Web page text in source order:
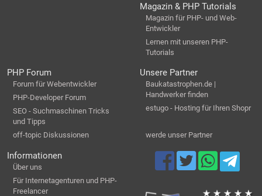
Magazin & PHP Tutorials
Magazin für PHP- und Web-
Entwickler
Lernen mit unseren PHP-
Tutorials
PHP Forum
Forum für Webentwickler
PHP-Developer Forum
SEO - Suchmaschinen Tricks
und Tipps
off-topic Diskussionen
Unsere Partner
Baukatastrophen.de |
Handwerker finden
estugo - Hosting für Ihren Shopr
werde unser Partner
Informationen
Über uns
Für Internetagenturen und PHP-
Freelancer